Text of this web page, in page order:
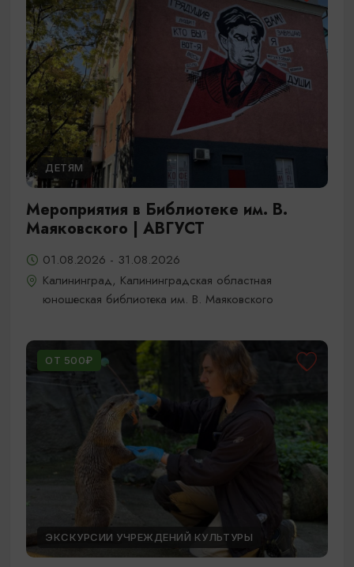
ДЕТЯМ
Мероприятия в Библиотеке им. В.
Маяковского | АВГУСТ
01.08.2026 - 31.08.2026
Калининград, Калининградская областная
юношеская библиотека им. В. Маяковского
ОТ 500₽
ЭКСКУРСИИ УЧРЕЖДЕНИЙ КУЛЬТУРЫ